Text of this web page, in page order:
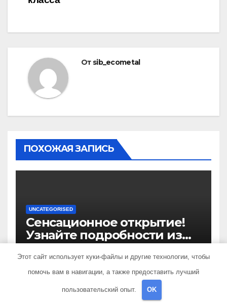
От sib_ecometal
ПОХОЖАЯ ЗАПИСЬ
UNCATEGORISED
Сенсационное открытие!
Узнайте подробности из
биографии и уникальные
достижения выдающегося
политолога Сосновского
Александра
ФЕВ 20, 2023 SIB_ECOMETAL
Этот сайт использует куки-файлы и другие технологии, чтобы
помочь вам в навигации, а также предоставить лучший
пользовательский опыт. OK